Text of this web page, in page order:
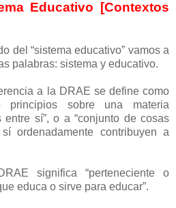
Educativo [Contextos
del “sistema educativo” vamos a
palabras: sistema y educativo.
a la DRAE se define como
principios sobre una materia
entre sí”, o a “conjunto de cosas
ordenadamente contribuyen a
significa “perteneciente o
educa o sirve para educar”.